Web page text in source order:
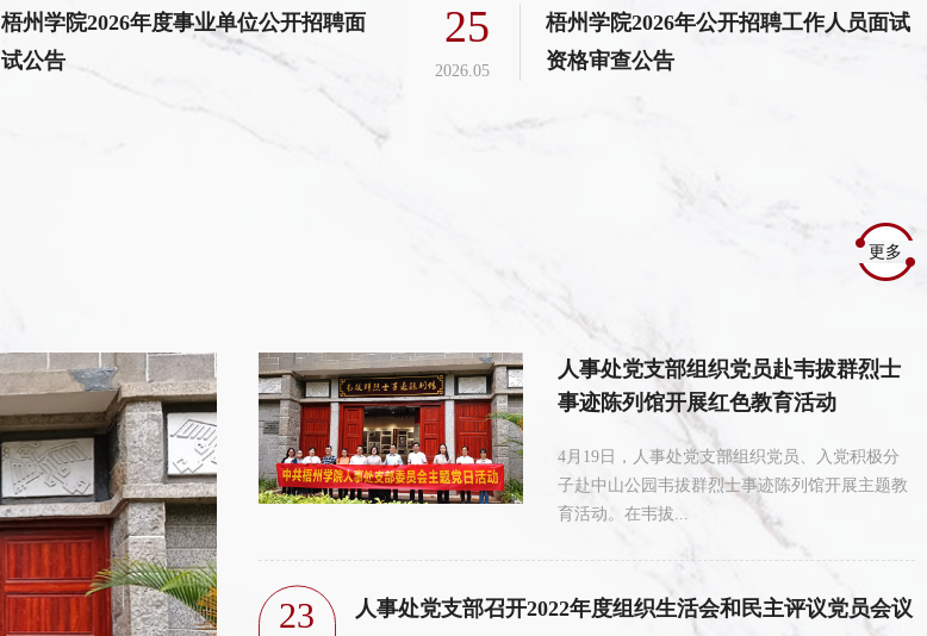
梧州学院2026年度事业单位公开招聘面
试公告
25
2026.05
梧州学院2026年公开招聘工作人员面试
资格审查公告
更多
人事处党支部组织党员赴韦拔群烈士
事迹陈列馆开展红色教育活动
4月19日，人事处党支部组织党员、入党积极分
子赴中山公园韦拔群烈士事迹陈列馆开展主题教
育活动。在韦拔...
23 人事处党支部召开2022年度组织生活会和民主评议党员会议